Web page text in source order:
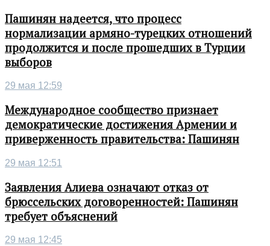
Пашинян надеется, что процесс
нормализации армяно-турецких отношений
продолжится и после прошедших в Турции
выборов
29 мая 12:59
Международное сообщество признает
демократические достижения Армении и
приверженность правительства: Пашинян
29 мая 12:51
Заявления Алиева означают отказ от
брюссельских договоренностей: Пашинян
требует объяснений
29 мая 12:45